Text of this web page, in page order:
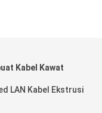
Kabel Kawat
LAN Kabel Ekstrusi